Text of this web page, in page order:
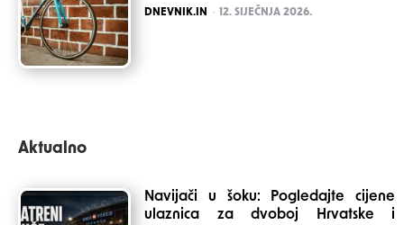
POSTED
DNEVNIK.IN 12. SIJEČNJA 2026.
Aktualno
Navijači u šoku: Pogledajte cijene
ulaznica za dvoboj Hrvatske i